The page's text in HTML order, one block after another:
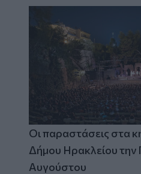
Οι παραστάσεις στα
Δήμου Ηρακλείου την
Αυγούστου